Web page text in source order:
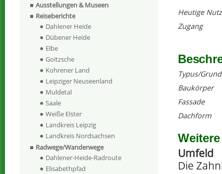
Heutige
Zugang
Typus/
Baukörper
Fassade
Dachform
Umfeld
Die
Ausstellungen & Museen
Reiseberichte
Dahlener Heide
Dübener Heide
Elbe
Goitzsche
Kohrener Land
Leipziger Neuseenland
Muldetal
Saale
Weiße Elster
Landkreis Leipzig
Landkreis Nordsachsen
Radwege/Wanderwege
Dahlener-Heide-Radroute
Elisabethpfad